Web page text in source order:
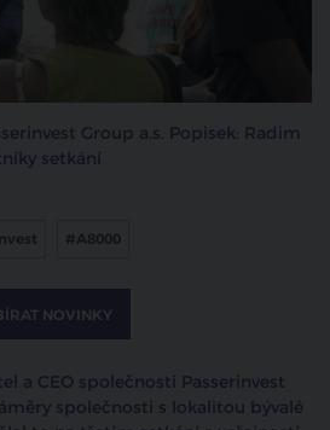
Group a.s. Popisek: Radim
setkání
#A8000
NOVINKY
a CEO společnosti Passerinvest
společnosti s lokalitou bývalé